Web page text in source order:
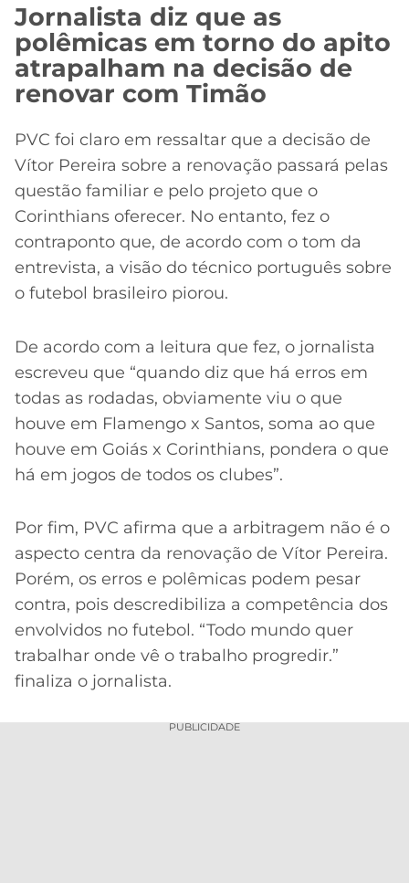
Jornalista diz que as
polêmicas em torno do apito
atrapalham na decisão de
renovar com Timão
PVC foi claro em ressaltar que a decisão de
Vítor Pereira sobre a renovação passará pelas
questão familiar e pelo projeto que o
Corinthians oferecer. No entanto, fez o
contraponto que, de acordo com o tom da
entrevista, a visão do técnico português sobre
o futebol brasileiro piorou.
De acordo com a leitura que fez, o jornalista
escreveu que “quando diz que há erros em
todas as rodadas, obviamente viu o que
houve em Flamengo x Santos, soma ao que
houve em Goiás x Corinthians, pondera o que
há em jogos de todos os clubes”.
Por fim, PVC afirma que a arbitragem não é o
aspecto centra da renovação de Vítor Pereira.
Porém, os erros e polêmicas podem pesar
contra, pois descredibiliza a competência dos
envolvidos no futebol. “Todo mundo quer
trabalhar onde vê o trabalho progredir.”
finaliza o jornalista.
PUBLICIDADE